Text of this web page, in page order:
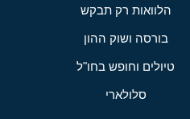
הלוואות רק תבקש
בורסה ושוק ההון
טיולים וחופש בחו"ל
סלולארי